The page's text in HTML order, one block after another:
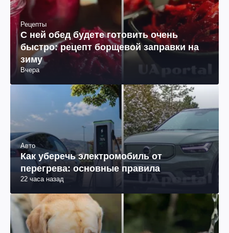
Рецепты
С ней обед будете готовить очень
быстро: рецепт борщевой заправки на
зиму
Вчера
Авто
Как уберечь электромобиль от
перегрева: основные правила
22 часа назад